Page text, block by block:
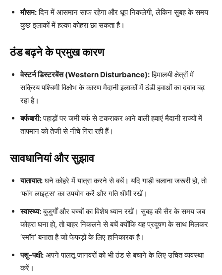
मौसम:दिन में आसमान साफ रहेगा और धूप निकलेगी, लेकिन सुबह के समय
कुछ इलाकों में हल्का कोहरा छा सकता है।
ठंड बढ़ने के प्रमुख कारण
वेस्टर्न डिस्टरबेंस (Western Disturbance):हिमालयी क्षेत्रों में
सक्रिय पश्चिमी विक्षोभ के कारण मैदानी इलाकों में ठंडी हवाओं का दबाव बढ़
रहा है।
बर्फबारी:पहाड़ों पर जमी बर्फ से टकराकर आने वाली हवाएं मैदानी राज्यों में
तापमान को तेजी से नीचे गिरा रही हैं।
सावधानियां और सुझाव
यातायात:घने कोहरे में यात्रा करने से बचें। यदि गाड़ी चलाना जरूरी हो, तो
‘फॉग लाइट्स’ का उपयोग करें और गति धीमी रखें।
स्वास्थ्य:बुजुर्गों और बच्चों का विशेष ध्यान रखें। सुबह की सैर के समय जब
कोहरा घना हो, तो बाहर निकलने से बचें क्योंकि यह प्रदूषण के साथ मिलकर
‘स्मॉग’ बनाता है जो फेफड़ों के लिए हानिकारक है।
पशु-पक्षी: अपने पालतू जानवरों को भी ठंड से बचाने के लिए उचित व्यवस्था
करें।